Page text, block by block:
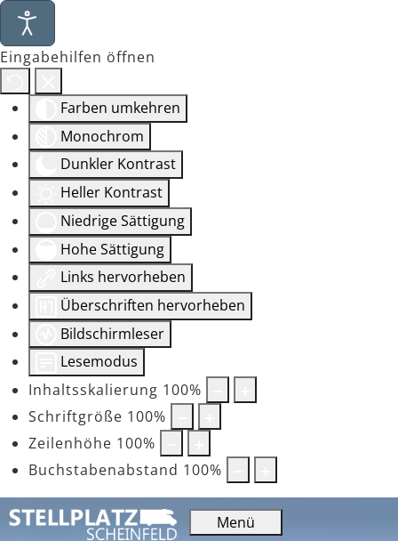
Eingabehilfen öffnen
Farben umkehren
Monochrom
Dunkler Kontrast
Heller Kontrast
Niedrige Sättigung
Hohe Sättigung
Links hervorheben
Überschriften hervorheben
Bildschirmleser
Lesemodus
Inhaltsskalierung 100%
Schriftgröße 100%
Zeilenhöhe 100%
Buchstabenabstand 100%
Menü